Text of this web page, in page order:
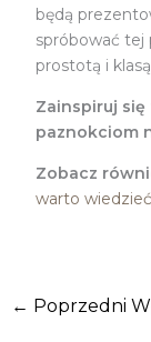
będą
spróbować tej
prostotą i
Zainspiruj
paznokciom
Zobacz
warto
← Poprzedni